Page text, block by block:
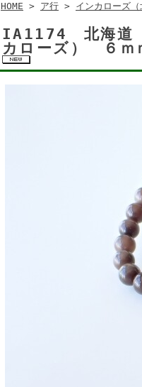
HOME > ア行 > インカローズ
IA1174 北海道
カローズ） ６